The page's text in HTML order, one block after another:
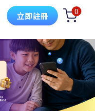
立即註冊 0